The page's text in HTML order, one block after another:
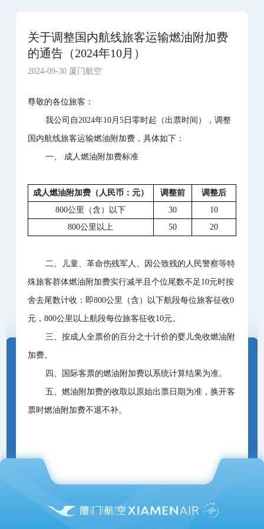
关于调整国内航线旅客运输燃油附加费
的通告（2024年10月）
2024-09-30 厦门航空
尊敬的各位旅客：
我公司自2024年10月5日零时起（出票时间），调整
国内航线旅客运输燃油附加费，具体如下：
一、 成人燃油附加费标准
成人燃油附加费（人民币：元） 调整前
调整后
800公里（含）以下
30
10
800公里以上
50 20
二、儿童、革命伤残军人、因公致残的人民警察等特
殊旅客群体燃油附加费实行减半且个位尾数不足10元时按
舍去尾数计收：即800公里（含）以下航段每位旅客征收0
元，800公里以上航段每位旅客征收10元。
三、按成人全票价的百分之十计价的婴儿免收燃油附
加费。
四、国际客票的燃油附加费以系统计算结果为准。
五、燃油附加费的收取以原始出票日期为准，换开客
票时燃油附加费不退不补。